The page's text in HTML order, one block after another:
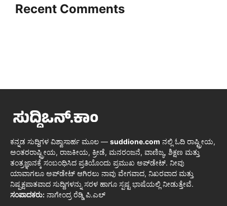
Recent Comments
ಕನ್ನಡ ಸುದ್ದಿಗಳ ವಿಶ್ವಾಸಾರ್ಹ ಮೂಲ — suddione.com ನಲ್ಲಿ ಓದಿ ರಾಷ್ಟ್ರೀಯ,
ಅಂತರರಾಷ್ಟ್ರೀಯ, ರಾಜಕೀಯ, ಕ್ರೀಡೆ, ಮನರಂಜನೆ, ವಾಣಿಜ್ಯ, ಶಿಕ್ಷಣ ಮತ್ತು
ತಂತ್ರಜ್ಞಾನಕ್ಕೆ ಸಂಬಂಧಿಸಿದ ಪ್ರತಿಯೊಂದು ಪ್ರಮುಖ ಅಪ್‌ಡೇಟ್. ನೀವು
ಯಾವಾಗಲೂ ಅಪ್‌ಡೇಟ್ ಆಗಿರಲು ನಾವು ವೇಗವಾದ, ನಿಖರವಾದ ಮತ್ತು
ನಿಷ್ಪಕ್ಷಪಾತವಾದ ಸುದ್ದಿಗಳನ್ನು ಸರಳ ಹಾಗೂ ಸ್ಪಷ್ಟ ಭಾಷೆಯಲ್ಲಿ ನೀಡುತ್ತೇವೆ.
ಸಂಪಾದಕರು: ನಾಗೇಂದ್ರ ರೆಡ್ಡಿ ಪಿ.ಎಲ್